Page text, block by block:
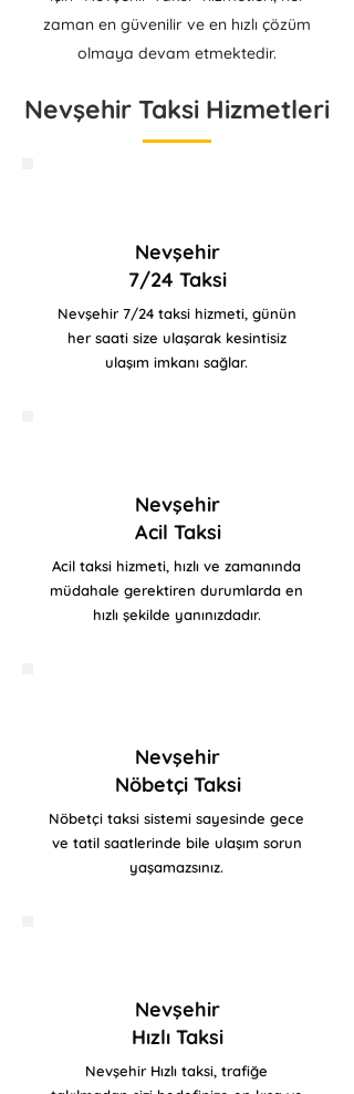
zaman en güvenilir ve en hızlı çözüm
olmaya devam etmektedir.
Nevşehir Taksi Hizmetleri
Nevşehir
7/24 Taksi
Nevşehir 7/24 taksi hizmeti, günün
her saati size ulaşarak kesintisiz
ulaşım imkanı sağlar.
Nevşehir
Acil Taksi
Acil taksi hizmeti, hızlı ve zamanında
müdahale gerektiren durumlarda en
hızlı şekilde yanınızdadır.
Nevşehir
Nöbetçi Taksi
Nöbetçi taksi sistemi sayesinde gece
ve tatil saatlerinde bile ulaşım sorun
yaşamazsınız.
Nevşehir
Hızlı Taksi
Nevşehir Hızlı taksi, trafiğe